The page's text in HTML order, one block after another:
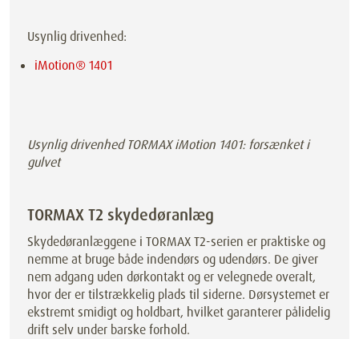
Usynlig drivenhed:
iMotion® 1401
Usynlig drivenhed TORMAX iMotion 1401: forsænket i
gulvet
TORMAX T2 skydedøranlæg
Skydedøranlæggene i TORMAX T2-serien er praktiske og
nemme at bruge både indendørs og udendørs. De giver
nem adgang uden dørkontakt og er velegnede overalt,
hvor der er tilstrækkelig plads til siderne. Dørsystemet er
ekstremt smidigt og holdbart, hvilket garanterer pålidelig
drift selv under barske forhold.